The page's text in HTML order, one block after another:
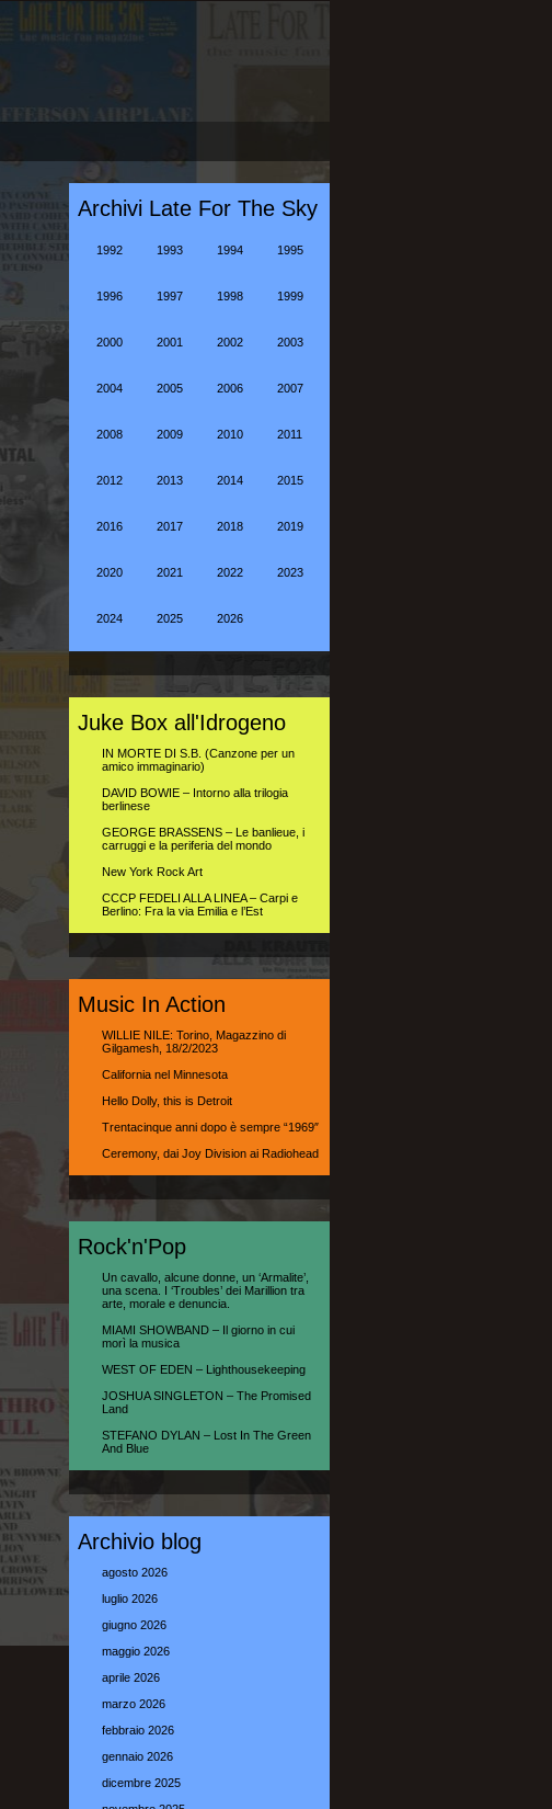
Archivi Late For The Sky
1992 1993 1994 1995
1996 1997 1998 1999
2000 2001 2002 2003
2004 2005 2006 2007
2008 2009 2010 2011
2012 2013 2014 2015
2016 2017 2018 2019
2020 2021 2022 2023
2024 2025 2026
Juke Box all'Idrogeno
IN MORTE DI S.B. (Canzone per un
amico immaginario)
DAVID BOWIE – Intorno alla trilogia
berlinese
GEORGE BRASSENS – Le banlieue, i
carruggi e la periferia del mondo
New York Rock Art
CCCP FEDELI ALLA LINEA – Carpi e
Berlino: Fra la via Emilia e l’Est
Music In Action
WILLIE NILE: Torino, Magazzino di
Gilgamesh, 18/2/2023
California nel Minnesota
Hello Dolly, this is Detroit
Trentacinque anni dopo è sempre “1969″
Ceremony, dai Joy Division ai Radiohead
Rock'n'Pop
Un cavallo, alcune donne, un ‘Armalite’,
una scena. I ‘Troubles’ dei Marillion tra
arte, morale e denuncia.
MIAMI SHOWBAND – Il giorno in cui
morì la musica
WEST OF EDEN – Lighthousekeeping
JOSHUA SINGLETON – The Promised
Land
STEFANO DYLAN – Lost In The Green
And Blue
Archivio blog
agosto 2026
luglio 2026
giugno 2026
maggio 2026
aprile 2026
marzo 2026
febbraio 2026
gennaio 2026
dicembre 2025